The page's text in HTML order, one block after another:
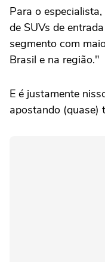
Para o
de SUVs de
segmento com
Brasil e na região."
E é justamente
apostando (quase)